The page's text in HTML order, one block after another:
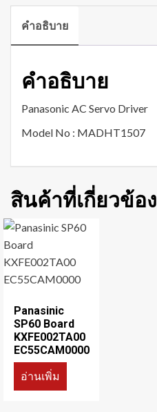
คำอธิบาย
คำอธิบาย
Panasonic AC Servo Driver
Model No : MADHT1507
สินค้าที่เกี่ยวข้อง
Panasinic
SP60 Board
KXFE002TA00
EC55CAM0000
อ่านเพิ่ม